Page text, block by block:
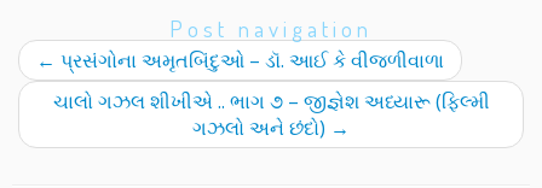
Post navigation
← પ્રસંગોના અમૃતબિંદુઓ – ડૉ. આઈ કે વીજળીવાળા
ચાલો ગઝલ શીખીએ .. ભાગ ૭ – જીજ્ઞેશ અધ્યારૂ (ફિલ્મી
ગઝલો અને છંદો) →